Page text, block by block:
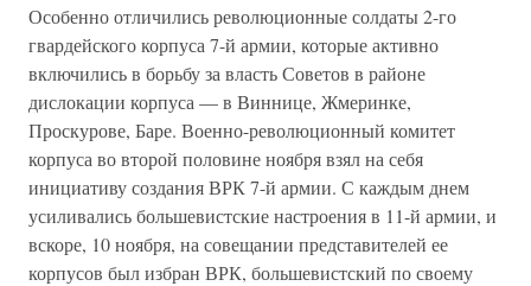
Особенно отличились революционные солдаты 2-го
гвардейского корпуса 7-й армии, которые активно
включились в борьбу за власть Советов в районе
дислокации корпуса — в Виннице, Жмеринке,
Проскурове, Баре. Военно-революционный комитет
корпуса во второй половине ноября взял на себя
инициативу создания ВРК 7-й армии. С каждым днем
усиливались большевистские настроения в 11-й армии, и
вскоре, 10 ноября, на совещании представителей ее
корпусов был избран ВРК, большевистский по своему